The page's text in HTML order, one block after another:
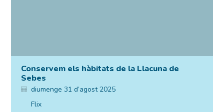
Conservem els hàbitats de la Llacuna de
Sebes
diumenge 31 d’agost 2025
Flix